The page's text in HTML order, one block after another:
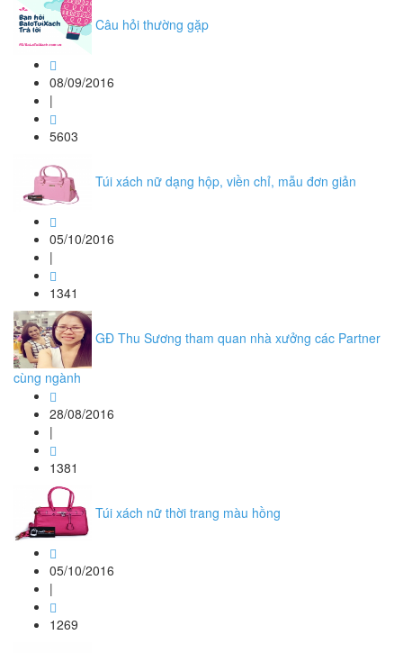
Câu hỏi thường gặp
08/09/2016
|
5603
Túi xách nữ dạng hộp, viền chỉ, mẫu đơn giản
05/10/2016
|
1341
GĐ Thu Sương tham quan nhà xưởng các Partner
cùng ngành
28/08/2016
|
1381
Túi xách nữ thời trang màu hồng
05/10/2016
|
1269